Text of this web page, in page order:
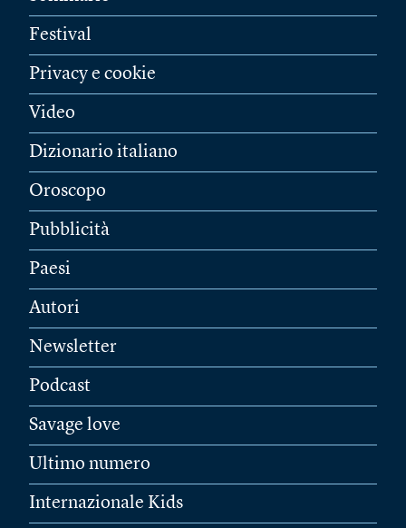
Festival
Privacy e cookie
Video
Dizionario italiano
Oroscopo
Pubblicità
Paesi
Autori
Newsletter
Podcast
Savage love
Ultimo numero
Internazionale Kids